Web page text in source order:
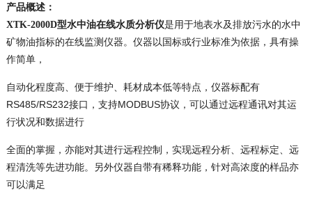
产品概述：
XTK-2000D型水中油在线水质分析仪是用于地表水及排放污水的水中
矿物油指标的在线监测仪器。仪器以国标或行业标准为依据，具有操
作简单，
自动化程度高、便于维护、耗材成本低等特点，仪器标配有
RS485/RS232接口，支持MODBUS协议，可以通过远程通讯对其运
行状况和数据进行
全面的掌握， 亦能对其进行远程控制，实现远程分析、远程标定、远
程清洗等先进功能。另外仪器自带有稀释功能，针对高浓度的样品亦
可以满足